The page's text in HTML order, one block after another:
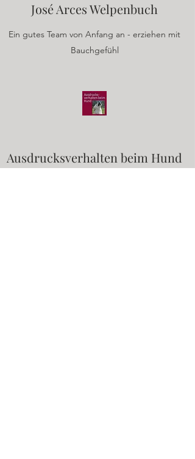
José Arces Welpenbuch
Ein gutes Team von Anfang an - erziehen mit
Bauchgefühl
Ausdrucksverhalten beim Hund